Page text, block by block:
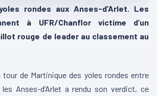
rondes aux Anses-d’Arlet. Les
à UFR/Chanflor victime d’un
rouge de leader au classement au
de Martinique des yoles rondes entre
Anses-d’Arlet a rendu son verdict, ce